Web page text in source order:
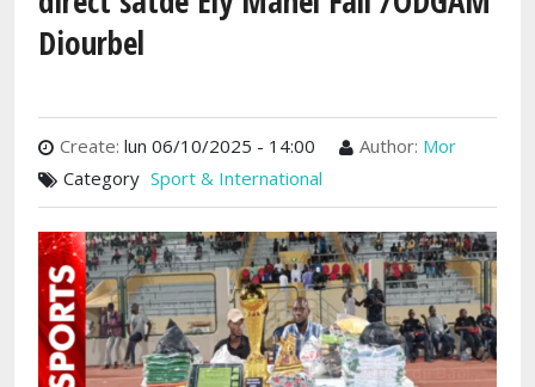
Diourbel
Create: lun 06/10/2025 - 14:00 Author: Mor
Category Sport & International